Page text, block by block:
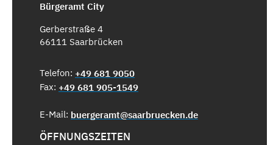
Bürgeramt City
Gerberstraße 4
66111 Saarbrücken
Telefon: +49 681 9050
Fax: +49 681 905-1549
E-Mail: buergeramt@saarbruecken.de
ÖFFNUNGSZEITEN